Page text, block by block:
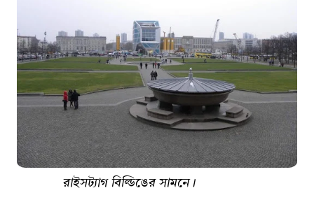
রাইসট্যাগ বিল্ডিঙের সামনে।